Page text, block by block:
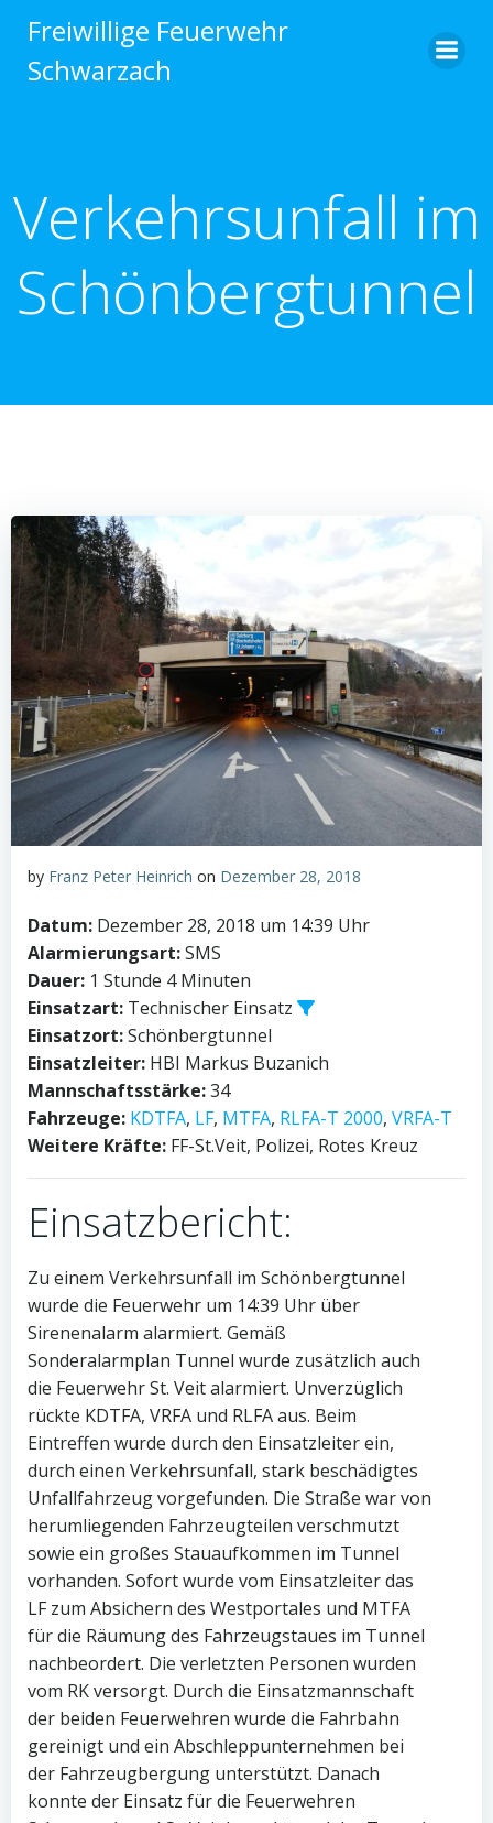
Inhalt
Freiwillige Feuerwehr
Schwarzach
Verkehrsunfall im
Schönbergtunnel
by Franz Peter Heinrich on Dezember 28, 2018
Datum: Dezember 28, 2018 um 14:39 Uhr
Alarmierungsart:SMS
Dauer: 1 Stunde 4 Minuten
Einsatzart: Technischer Einsatz
Einsatzort:Schönbergtunnel
Einsatzleiter: HBI Markus Buzanich
Mannschaftsstärke:34
Fahrzeuge: KDTFA, LF, MTFA, RLFA-T 2000, VRFA-T
Weitere Kräfte: FF-St.Veit, Polizei, Rotes Kreuz
Einsatzbericht:
Zu einem Verkehrsunfall im Schönbergtunnel
wurde die Feuerwehr um 14:39 Uhr über
Sirenenalarm alarmiert. Gemäß
Sonderalarmplan Tunnel wurde zusätzlich auch
die Feuerwehr St. Veit alarmiert. Unverzüglich
rückte KDTFA, VRFA und RLFA aus. Beim
Eintreffen wurde durch den Einsatzleiter ein,
durch einen Verkehrsunfall, stark beschädigtes
Unfallfahrzeug vorgefunden. Die Straße war von
herumliegenden Fahrzeugteilen verschmutzt
sowie ein großes Stauaufkommen im Tunnel
vorhanden. Sofort wurde vom Einsatzleiter das
LF zum Absichern des Westportales und MTFA
für die Räumung des Fahrzeugstaues im Tunnel
nachbeordert. Die verletzten Personen wurden
vom RK versorgt. Durch die Einsatzmannschaft
der beiden Feuerwehren wurde die Fahrbahn
gereinigt und ein Abschleppunternehmen bei
der Fahrzeugbergung unterstützt. Danach
konnte der Einsatz für die Feuerwehren